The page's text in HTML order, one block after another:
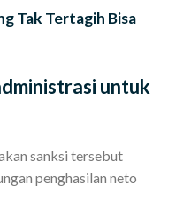
Tak Tertagih Bisa
untuk
sanksi tersebut
penghasilan neto